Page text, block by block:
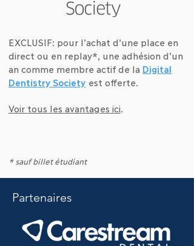
EXCLUSIF: pour l’achat d’une place en
direct ou en replay*, une adhésion d’un
an comme membre actif de la Digital
Dentistry Society est offerte.
Voir tous les avantages ici
* sauf billet étudiant
Partenaires